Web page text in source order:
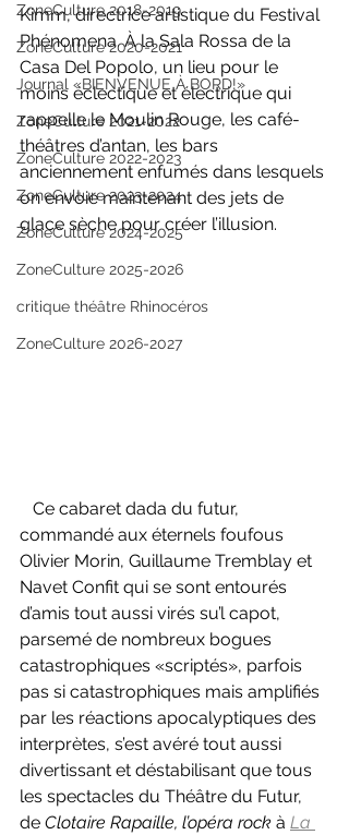
ZoneCulture 2018-2019
ZoneCulture 2020-2021
Journal «BIENVENUE À BORD!»
ZoneCulture 2021-2022
ZoneCulture 2022-2023
ZoneCulture 2023-2024
ZoneCulture 2024-2025
ZoneCulture 2025-2026
critique théâtre Rhinocéros
ZoneCulture 2026-2027
Kimm, directrice artistique du Festival
Phénomena. À la Sala Rossa de la
Casa Del Popolo, un lieu pour le
moins éclectique et électrique qui
rappelle le Moulin Rouge, les café-
théâtres d’antan, les bars
anciennement enfumés dans lesquels
on envoie maintenant des jets de
glace sèche pour créer l’illusion.
commandé aux éternels foufous
Olivier Morin, Guillaume Tremblay et
Navet Confit qui se sont entourés
d’amis tout aussi virés su’l capot,
parsemé de nombreux bogues
catastrophiques «scriptés», parfois
pas si catastrophiques mais amplifiés
par les réactions apocalyptiques des
interprètes, s’est avéré tout aussi
divertissant et déstabilisant que tous
les spectacles du Théâtre du Futur,
de Clotaire Rapaille, l’opéra rock à La